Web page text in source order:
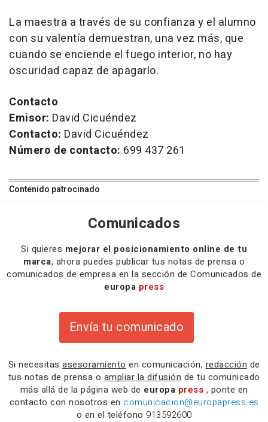
La maestra a través de su confianza y el alumno
con su valentía demuestran, una vez más, que
cuando se enciende el fuego interior, no hay
oscuridad capaz de apagarlo.
Contacto
Emisor: David Cicuéndez
Contacto: David Cicuéndez
Número de contacto: 699 437 261
Contenido patrocinado
Comunicados
Si quieres mejorar el posicionamiento online de tu
marca, ahora puedes publicar tus notas de prensa o
comunicados de empresa en la sección de Comunicados de
europa press
Envía tu comunicado
Si necesitas asesoramiento en comunicación, redacción de
tus notas de prensa o ampliar la difusión de tu comunicado
más allá de la página web de europa press , ponte en
contacto con nosotros en comunicacion@europapress.es
o en el teléfono 913592600